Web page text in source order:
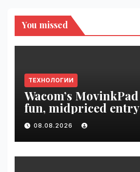
You missed
ТЕХНОЛОГИИ
Wacom’s MovinkPad
fun, midpriced
digital artists |
08.08.2026